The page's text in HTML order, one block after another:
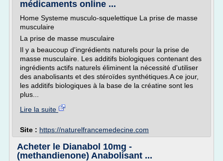
médicaments online ...
Home Systeme musculo-squelettique La prise de masse
musculaire
La prise de masse musculaire
Il y a beaucoup d'ingrédients naturels pour la prise de
masse musculaire. Les additifs biologiques contenant des
ingrédients actifs naturels éliminent la nécessité d'utiliser
des anabolisants et des stéroïdes synthétiques.A ce jour,
les additifs biologiques à la base de la créatine sont les
plus...
Lire la suite
Site : https://naturelfrancemedecine.com
Acheter le Dianabol 10mg -
(methandienone) Anabolisant ...